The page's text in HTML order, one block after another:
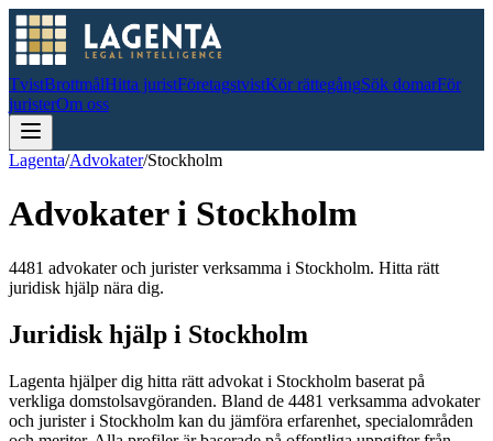
TvistBrottmålHitta juristFöretagstvistKör rättegångSök domarFör
juristerOm oss
Lagenta/Advokater/Stockholm
Advokater i Stockholm
4481 advokater och jurister verksamma i Stockholm. Hitta rätt
juridisk hjälp nära dig.
Juridisk hjälp i Stockholm
Lagenta hjälper dig hitta rätt advokat i Stockholm baserat på
verkliga domstolsavgöranden. Bland de 4481 verksamma advokater
och jurister i Stockholm kan du jämföra erfarenhet, specialområden